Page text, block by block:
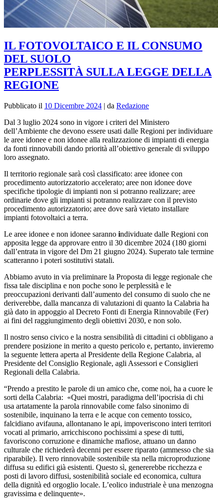
IL FOTOVOLTAICO E IL CONSUMO
DEL SUOLO
PERPLESSITÀ SULLA LEGGE DELLA
REGIONE
Pubblicato il 10 Dicembre 2024 | da Redazione
Dal 3 luglio 2024 sono in vigore i criteri del Ministero
dell’Ambiente che devono essere usati dalle Regioni perindividuare
le aree idonee e non idonee alla realizzazione di impianti di energia
da fonti rinnovabili dando priorità all’obiettivo generale di sviluppo
loro assegnato.
Il territorio regionale sarà così classificato: aree idonee con
procedimento autorizzatorio accelerato; aree non idonee dove
specifiche tipologie di impianti non si potranno realizzare; aree
ordinarie dove gli impianti si potranno realizzare con il previsto
procedimento autorizzatorio; aree dove sarà vietato installare
impianti fotovoltaici a terra.
Le aree idonee e non idonee saranno individuate dalle Regioni con
apposita legge da approvare entro il 30 dicembre 2024 (180 giorni
dall’entrata in vigore del Dm 21 giugno 2024). Superato tale termine
scatteranno i poteri sostitutivi statali.
Abbiamo avuto in via preliminare la Proposta di legge regionale che
fissa tale disciplina e non poche sono le perplessità e le
preoccupazioni derivanti dall’aumento del consumo di suolo che ne
deriverebbe, dalla mancanza di valutazioni di quanto la Calabria ha
già dato in appoggio al Decreto Fonti di Energia Rinnovabile (Fer)
ai fini del raggiungimento degli obiettivi 2030, e non solo.
Il nostro senso civico e la nostra sensibilità di cittadini ci obbligano a
prendere posizione in merito a questo pericolo e, pertanto, invieremo
la seguente lettera aperta al Presidente della Regione Calabria, al
Presidente del Consiglio Regionale, agli Assessori e Consiglieri
Regionali della Calabria.
“Prendo a prestito le parole di un amico che, come noi, ha a cuore le
sorti della Calabria: «Quei mostri, paradigma dell’ipocrisia di chi
usa artatamente la parola rinnovabile come falso sinonimo di
sostenibile, inquinano la terra e le acque con cemento tossico,
falcidiano avifauna, allontanano le api, impoveriscono interi territori
vocati al primario, arricchiscono pochissimi a spese di tutti,
favoriscono corruzione e dinamiche mafiose, attuano un danno
culturale che richiederà decenni per essere riparato (ammesso che sia
riparabile). Il vero rinnovabile sostenibile sta nella microproduzione
diffusa su edifici già esistenti. Questo sì, genererebbe ricchezza e
posti di lavoro diffusi, sostenibilità sociale ed economica, cultura
della dignità ed orgoglio locale. L’eolico industriale è una menzogna
gravissima e delinquente».